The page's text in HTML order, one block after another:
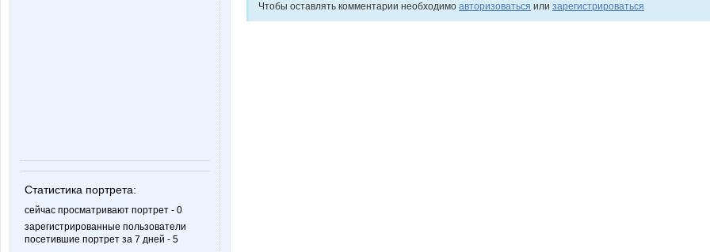
Статистика портрета:
сейчас просматривают портрет - 0
зарегистрированные пользователи
посетившие портрет за 7 дней - 5
Чтобы оставлять комментарии необходимо авторизоваться или зарегистрироваться